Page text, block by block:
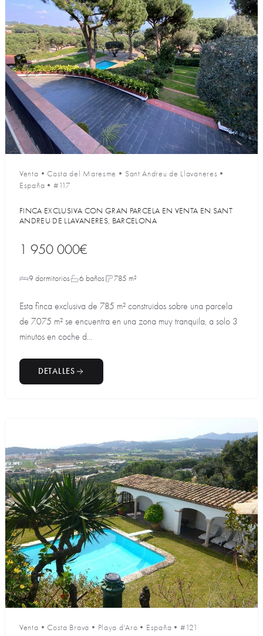
Venta •Costa del Maresme • Sant Andreu de Llavaneres •
España • #117
FINCA EXCLUSIVA CON GRAN PARCELA EN VENTA EN SANT
ANDREU DE LLAVANERES, BARCELONA
1 950 000€
9 dormitorios 6 baños 785 m²
Esta finca exclusiva de 785 m² construidos sobre una parcela
de 7.075 m² se encuentra en una zona muy tranquila, a solo 3
minutos en coche d...
DETALLES
Venta •Costa Brava • Playa d'Aro • España • #121